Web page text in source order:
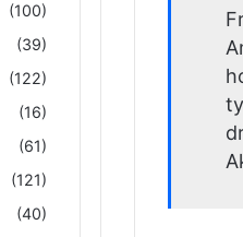
(100)
(39)
(122)
(16)
(61)
(121)
(40)